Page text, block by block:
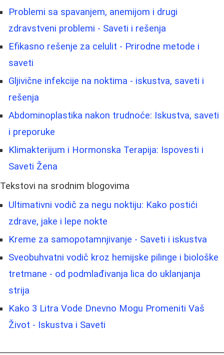
Problemi sa spavanjem, anemijom i drugi
zdravstveni problemi - Saveti i rešenja
Efikasno rešenje za celulit - Prirodne metode i
saveti
Gljivične infekcije na noktima - iskustva, saveti i
rešenja
Abdominoplastika nakon trudnoće: Iskustva, saveti
i preporuke
Klimakterijum i Hormonska Terapija: Ispovesti i
Saveti Žena
Tekstovi na srodnim blogovima
Ultimativni vodič za negu noktiju: Kako postići
zdrave, jake i lepe nokte
Kreme za samopotamnjivanje - Saveti i iskustva
Sveobuhvatni vodič kroz hemijske pilinge i biološke
tretmane - od podmlađivanja lica do uklanjanja
strija
Kako 3 Litra Vode Dnevno Mogu Promeniti Vaš
Život - Iskustva i Saveti